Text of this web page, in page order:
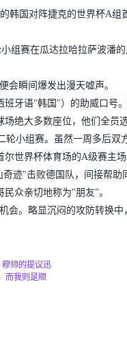
韩国对阵捷克的世界杯A组
组赛在瓜达拉哈拉萨波潘
会瞬间爆发出漫天嘘声。
班牙语"韩国"）的助威口号
绝大多数座位，他们全员
小组赛。虽然一周多后双
世界杯体育场的A级赛主场
迹"击败德国队，间接帮助
众亲切地称为"朋友"。
会。略显沉闷的攻防转换
穆帅的提议迅
而我则是顺